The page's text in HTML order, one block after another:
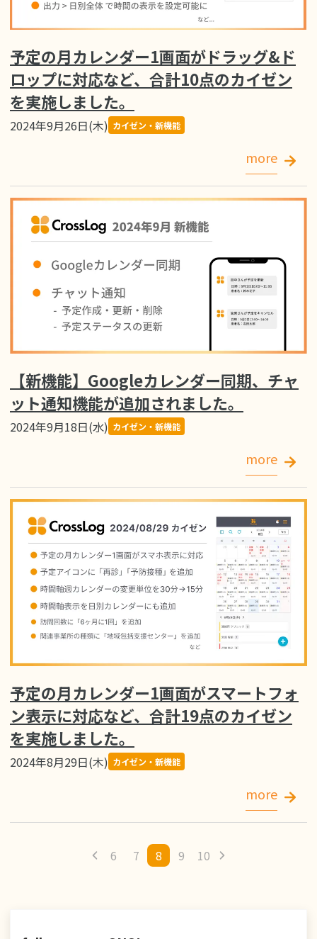
予定の月カレンダー1画面がドラッグ&ド
ロップに対応など、合計10点のカイゼン
を実施しました。
2024年9月26日(木) カイゼン・新機能
more
【新機能】Googleカレンダー同期、チャ
ット通知機能が追加されました。
2024年9月18日(水) カイゼン・新機能
more
予定の月カレンダー1画面がスマートフォ
ン表示に対応など、合計19点のカイゼン
を実施しました。
2024年8月29日(木) カイゼン・新機能
more
6 7 8 9 10